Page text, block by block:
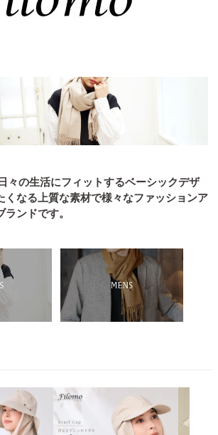
々の生活にフィットするベーシックデザ
くなる上質な素材で様々なファッションア
ンドです。